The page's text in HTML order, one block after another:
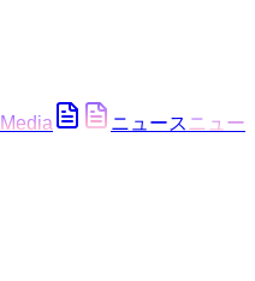
Media ニュース ニュー